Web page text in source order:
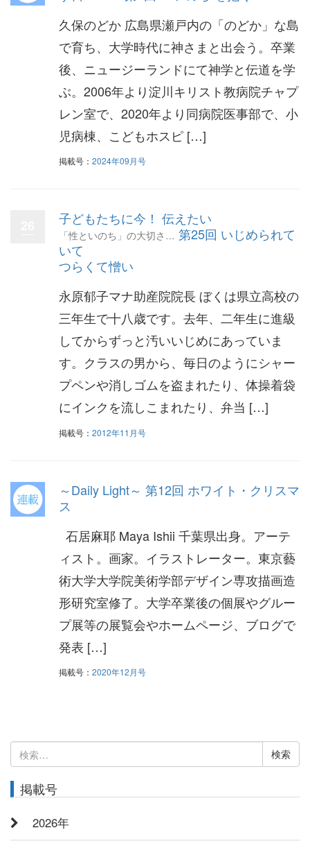
久保のどか 広島県瀬戸内の「のどか」な島
で育ち、大学時代に神さまと出会う。卒業
後、ニュージーランドにて神学と伝道を学
ぶ。2006年より淀川キリスト教病院チャプ
レン室で、2020年より同病院医事部で、小
児病棟、こどもホスピ […]
掲載号： 2024年09月号
子どもたちに今！ 伝えたい
「性といのち」の大切さ… 第25回 いじめられて
いて
つらくて憎い
永原郁子マナ助産院院長 ぼくは県立高校の
三年生で十八歳です。去年、二年生に進級
してからずっと汚いいじめにあっていま
す。クラスの男から、毎日のようにシャー
プペンや消しゴムを盗まれたり、体操着袋
にインクを流しこまれたり、弁当 […]
掲載号： 2012年11月号
～Daily Light～ 第12回 ホワイト・クリスマ
ス
石居麻耶 Maya Ishii 千葉県出身。アーテ
ィスト。画家。イラストレーター。東京藝
術大学大学院美術学部デザイン専攻描画造
形研究室修了。大学卒業後の個展やグルー
プ展等の展覧会やホームページ、ブログで
発表 […]
掲載号： 2020年12月号
検
索:
掲載号
2026年